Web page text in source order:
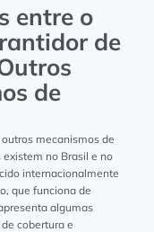
entre o
de
de
mecanismos de
no Brasil e no
internacionalmente
que funciona de
algumas
cobertura e